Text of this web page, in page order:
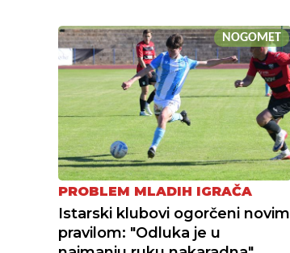
NOGOMET
PROBLEM MLADIH IGRAČA
Istarski klubovi ogorčeni novim
pravilom: "Odluka je u